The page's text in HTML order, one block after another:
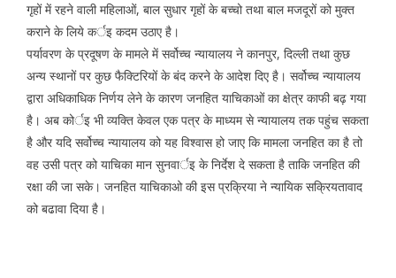
गृहों में रहने वाली महिलाओं, बाल सुधार गृहों के बच्चो तथा बाल मजदूरों को मुक्त
कराने के लिये कर्इ कदम उठाए है।
पर्यावरण के प्रदूषण के मामले में सर्वोच्च न्यायालय ने कानपुर, दिल्ली तथा कुछ
अन्य स्थानों पर कुछ फैक्टिरियों के बंद करने के आदेश दिए है। सर्वोच्च न्यायालय
द्वारा अधिकाधिक निर्णय लेने के कारण जनहित याचिकाओं का क्षेत्र काफी बढ़ गया
है। अब कोर्इ भी व्यक्ति केवल एक पत्र के माध्यम से न्यायालय तक पहुंच सकता
है और यदि सर्वोच्च न्यायालय को यह विश्वास हो जाए कि मामला जनहित का है तो
वह उसी पत्र को याचिका मान सुनवार्इ के निर्देश दे सकता है ताकि जनहित की
रक्षा की जा सके। जनहित याचिकाओ की इस प्रक्रिया ने न्यायिक सक्रियतावाद
को बढावा दिया है।